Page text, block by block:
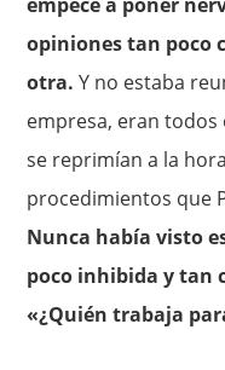
opiniones tan poco
otra.Y no estaba
empresa, eran todos
se reprimían a la
procedimientos que
Nunca había visto
poco inhibida y tan
«¿Quién trabaja